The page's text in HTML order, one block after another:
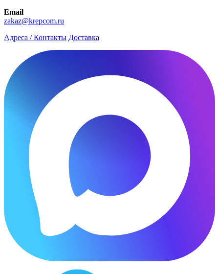
Email
zakaz@krepcom.ru
Адреса / Контакты Доставка